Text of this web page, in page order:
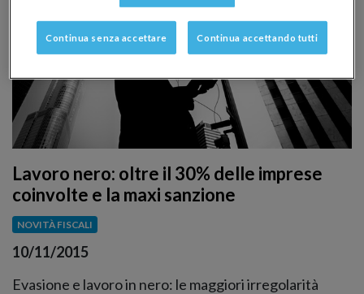
Lavoro nero: oltre il 30% delle imprese
coinvolte e la maxi sanzione
NOVITÀ FISCALI
10/11/2015
Evasione e lavoro in nero: le maggiori irregolarità
Continua senza accettare Continua accettando tutti